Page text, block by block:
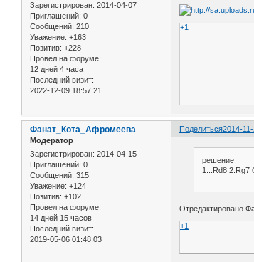
Зарегистрирован: 2014-04-07
Приглашений: 0
Сообщений: 210
Уважение: +163
Позитив: +228
Провел на форуме:
12 дней 4 часа
Последний визит:
2022-12-09 18:57:21
+1
Поделиться2014-
Фанат_Кота_Афромеева
Модератор
Зарегистрирован: 2014-04-15
Приглашений: 0
Сообщений: 315
Уважение: +124
Позитив: +102
Провел на форуме:
14 дней 15 часов
Последний визит:
2019-05-06 01:48:03
решение
1...Rd8 2.Rg7
Отредактировано
+1